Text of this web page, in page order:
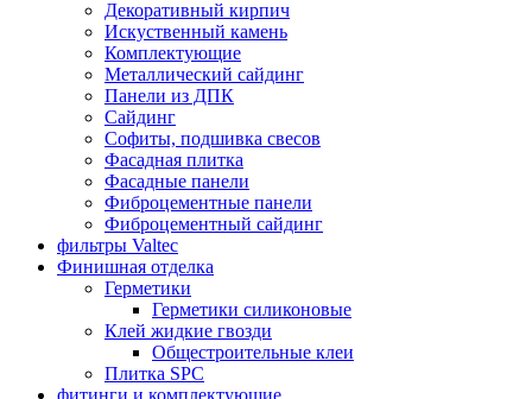
Декоративный кирпич
Искуственный камень
Комплектующие
Металлический сайдинг
Панели из ДПК
Сайдинг
Софиты, подшивка свесов
Фасадная плитка
Фасадные панели
Фиброцементные панели
Фиброцементный сайдинг
фильтры Valtec
Финишная отделка
Герметики
Герметики силиконовые
Клей жидкие гвозди
Общестроительные клеи
Плитка SPC